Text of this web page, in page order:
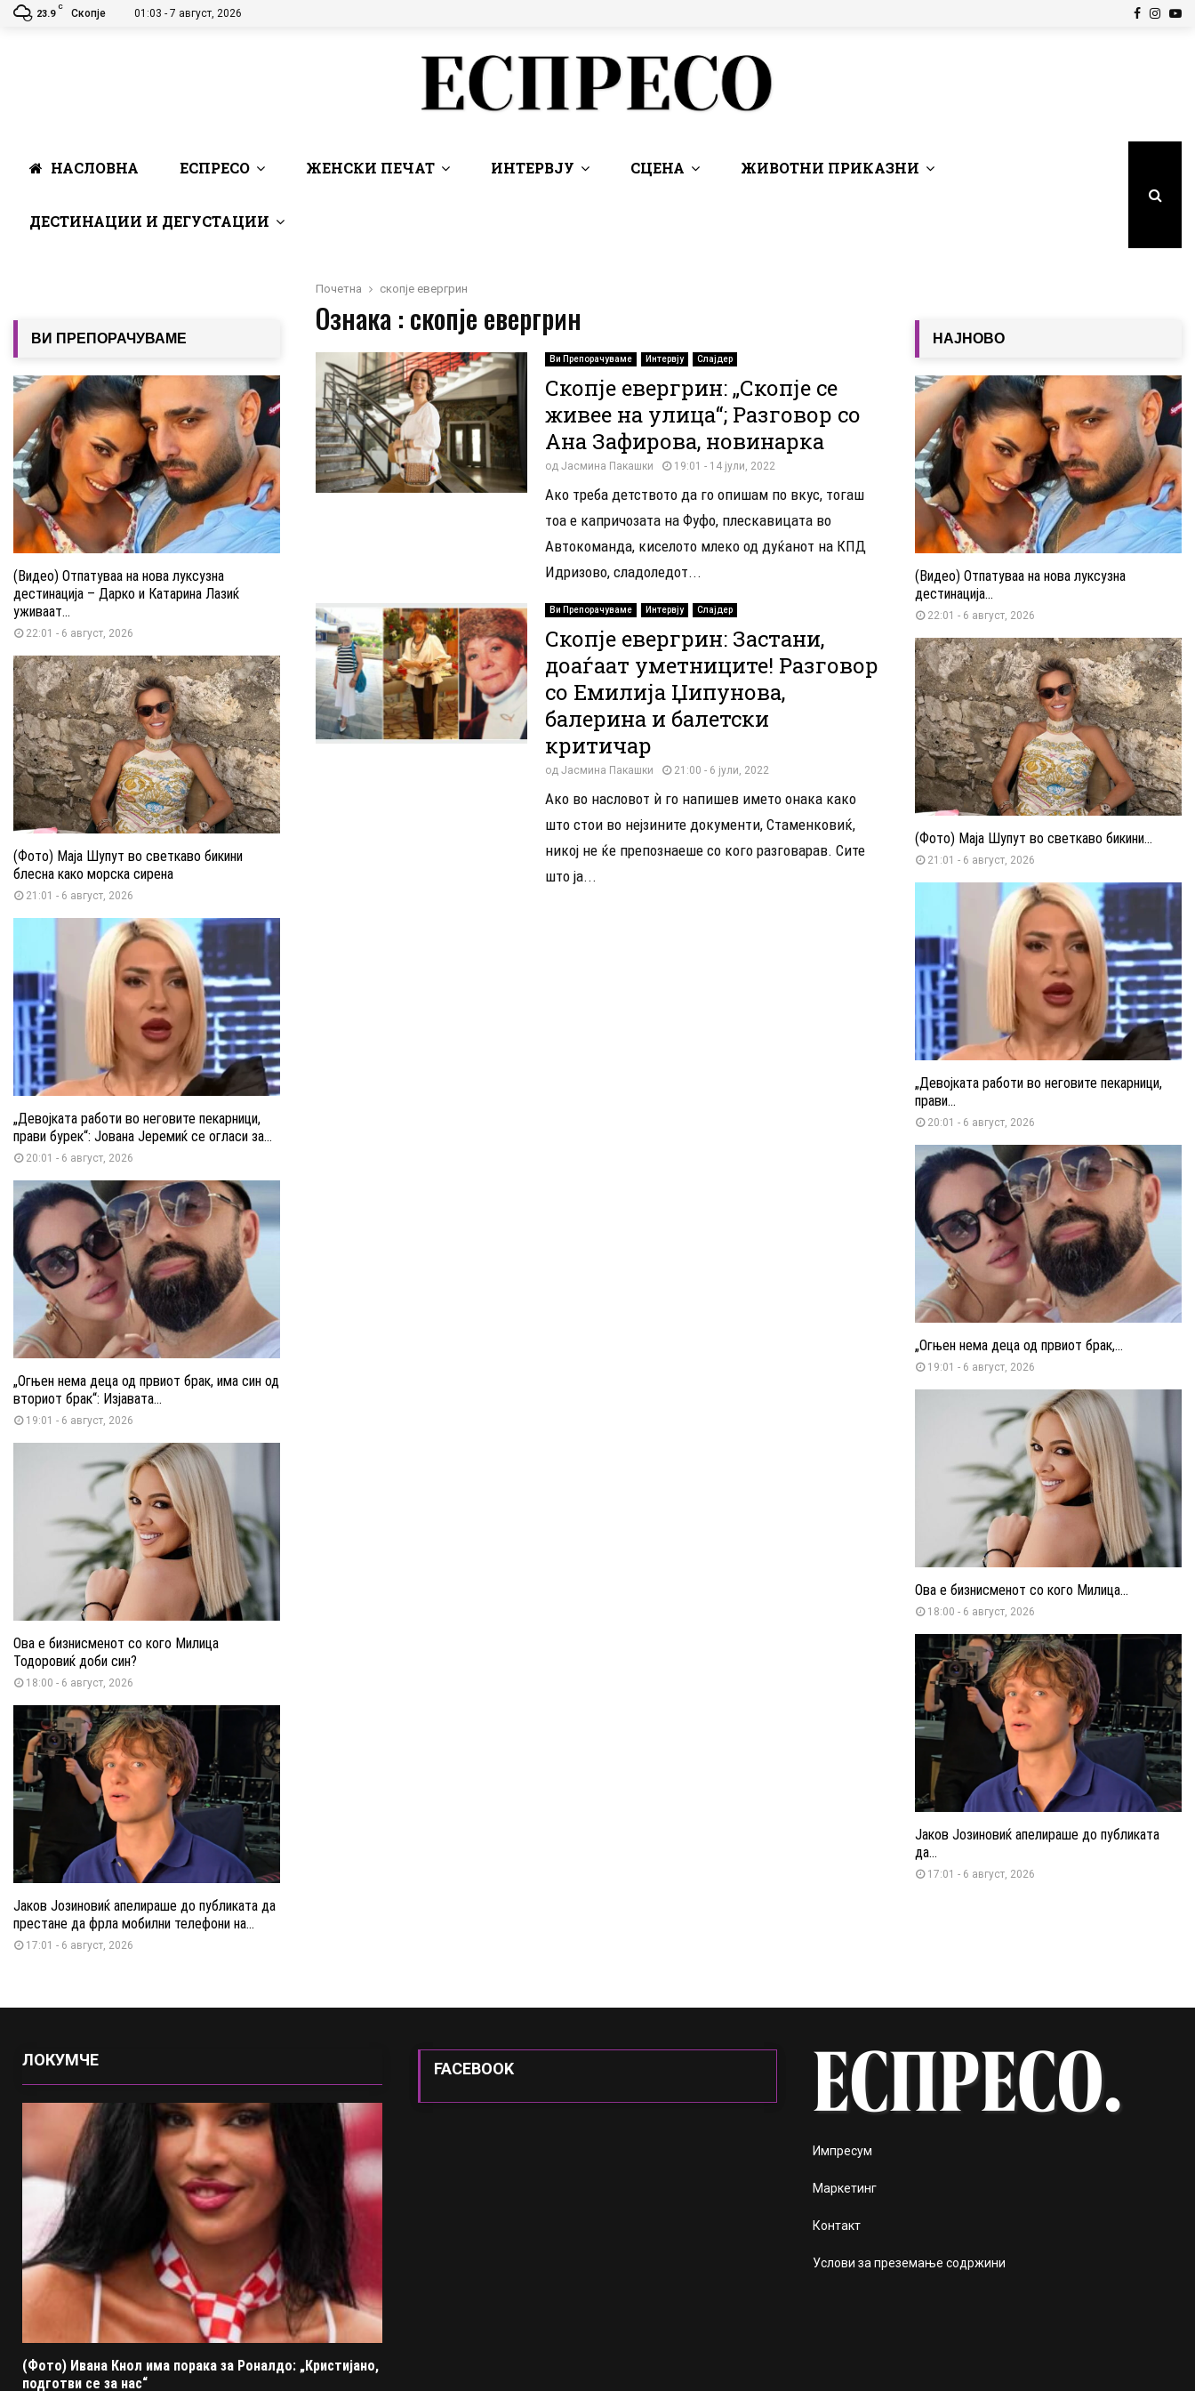
23.9
C
Скопје 01:03 - 7 август, 2026 Facebook
НАСЛОВНА ЕСПРЕСО ЖЕНСКИ ПЕЧАТ ИНТЕРВЈУ СЦЕНА ЖИВОТНИ ПРИКАЗНИ
ДЕСТИНАЦИИ И ДЕГУСТАЦИИ
Почетна скопје евергрин
Ознака : скопје евергрин
Ви Препорачуваме Интервју Слајдер
Скопје евергрин: „Скопје се
живее на улица“; Разговор со
Ана Зафирова, новинарка
од Јасмина Пакашки 19:01 - 14 јули, 2022
Ако треба детството да го опишам по вкус, тогаш
тоа е капричозата на Фуфо, плескавицата во
Автокоманда, киселото млеко од дуќанот на КПД
Идризово, сладоледот...
Ви Препорачуваме Интервју Слајдер
Скопје евергрин: Застани,
доаѓаат уметниците! Разговор
со Емилија Џипунова,
балерина и балетски
критичар
од Јасмина Пакашки 21:00 - 6 јули, 2022
Ако во насловот ѝ го напишев името онака како
што стои во нејзините документи, Стаменковиќ,
никој не ќе препознаеше со кого разговарав. Сите
што ја...
ВИ ПРЕПОРАЧУВАМЕ
(Видео) Отпатуваа на нова луксузна
дестинација – Дарко и Катарина Лазиќ
уживаат...
22:01 - 6 август, 2026
(Фото) Маја Шупут во светкаво бикини
блесна како морска сирена
21:01 - 6 август, 2026
„Девојката работи во неговите пекарници,
прави бурек“: Јована Јеремиќ се огласи за...
20:01 - 6 август, 2026
„Огњен нема деца од првиот брак, има син од
вториот брак“: Изјавата...
19:01 - 6 август, 2026
Ова е бизнисменот со кого Милица
Тодоровиќ доби син?
18:00 - 6 август, 2026
Јаков Јозиновиќ апелираше до публиката да
престане да фрла мобилни телефони на...
17:01 - 6 август, 2026
НАЈНОВО
(Видео) Отпатуваа на нова луксузна
дестинација...
22:01 - 6 август, 2026
(Фото) Маја Шупут во светкаво бикини...
21:01 - 6 август, 2026
„Девојката работи во неговите пекарници,
прави...
20:01 - 6 август, 2026
„Огњен нема деца од првиот брак,...
19:01 - 6 август, 2026
Ова е бизнисменот со кого Милица...
18:00 - 6 август, 2026
Јаков Јозиновиќ апелираше до публиката
да...
17:01 - 6 август, 2026
ЛОКУМЧЕ
(Фото) Ивана Кнол има порака за Роналдо: „Кристијано,
подготви се за нас“
FACEBOOK
Импресум
Маркетинг
Контакт
Услови за преземање содржини